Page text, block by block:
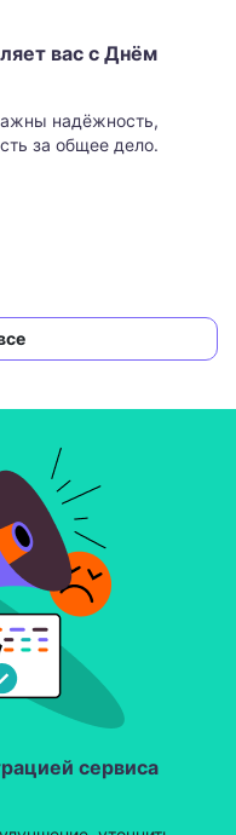
вас с Днём
надёжность,
за общее дело.
сервиса